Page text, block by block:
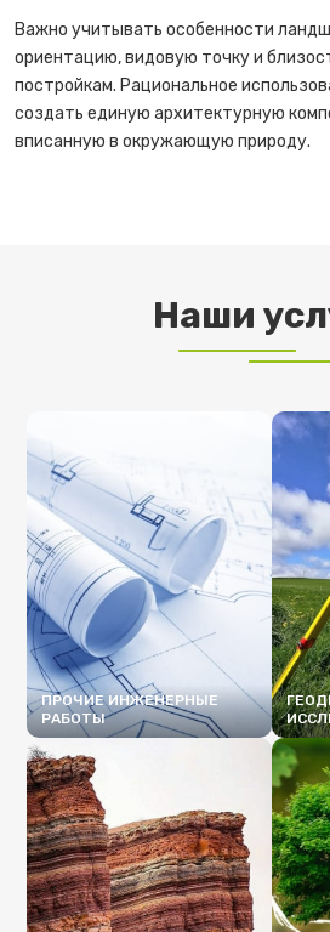
Важно учитывать особенности
ориентацию, видовую точку и
постройкам. Рациональное
создать единую архитектурную
вписанную в окружающую природу.
Наши
ПРОЧИЕ ИНЖЕНЕРНЫЕ
РАБОТЫ
ПОДРОБНЕЕ